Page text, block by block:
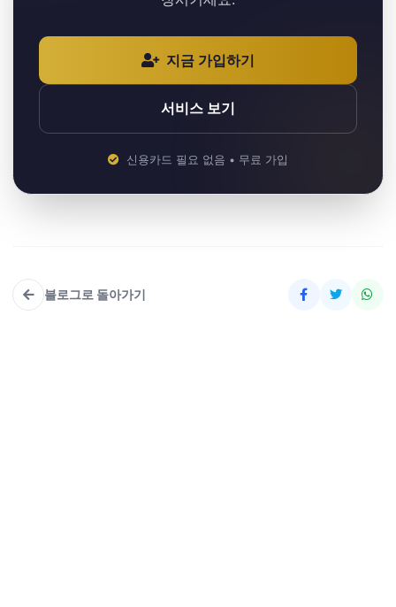
지금 가입하기
서비스 보기
신용카드 필요 없음 • 무료 가입
블로그로 돌아가기